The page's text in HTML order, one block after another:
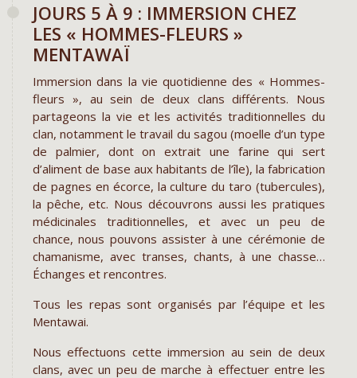
JOURS 5 À 9 : IMMERSION CHEZ
LES « HOMMES-FLEURS »
MENTAWAÏ
Immersion dans la vie quotidienne des « Hommes-
fleurs », au sein de deux clans différents. Nous
partageons la vie et les activités traditionnelles du
clan, notamment le travail du sagou (moelle d’un type
de palmier, dont on extrait une farine qui sert
d’aliment de base aux habitants de l’île), la fabrication
de pagnes en écorce, la culture du taro (tubercules),
la pêche, etc. Nous découvrons aussi les pratiques
médicinales traditionnelles, et avec un peu de
chance, nous pouvons assister à une cérémonie de
chamanisme, avec transes, chants, à une chasse…
Échanges et rencontres.
Tous les repas sont organisés par l’équipe et les
Mentawai.
Nous effectuons cette immersion au sein de deux
clans, avec un peu de marche à effectuer entre les